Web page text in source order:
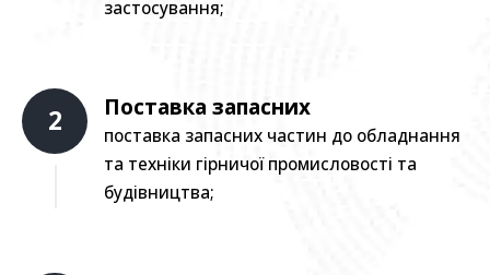
застосування;
2 Поставка запасних
поставка запасних частин до обладнання
та техніки гірничої промисловості та
будівництва;